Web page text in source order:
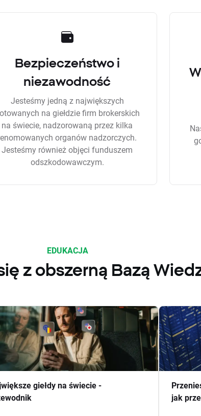
Bezpieczeństwo i
niezawodność
Jesteśmy jedną z największych
na giełdzie firm brokerskich
na świecie, nadzorowaną przez kilka
organów nadzorczych.
Jesteśmy również objęci funduszem
odszkodowawczym.
EDUKACJA
z obszerną Bazą
giełdy na świecie -
jak